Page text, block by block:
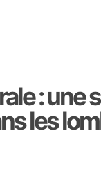
: une
les